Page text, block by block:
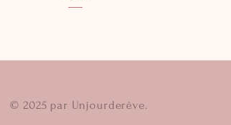
© 2025 par Unjourderêve.